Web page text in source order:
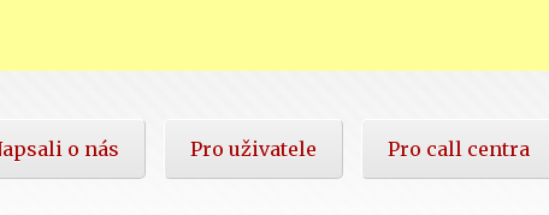
o nás Pro uživatele Pro call centra